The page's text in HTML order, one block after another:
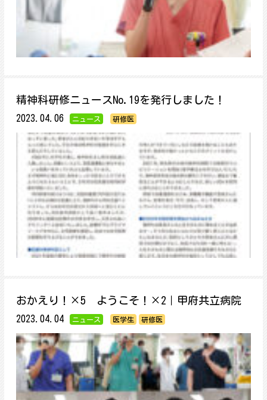
精神科研修ニュースNo.19を発行しました！
2023.04.06 ニュース 研修医
おかえり！×5 ようこそ！×2｜甲府共立病院
2023.04.04 ニュース 医学生 研修医